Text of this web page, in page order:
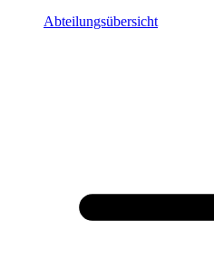
Abteilungsübersicht